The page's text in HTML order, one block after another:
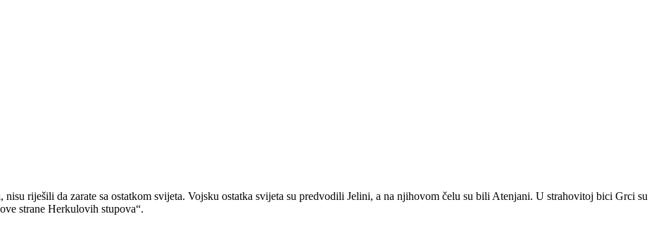
riješili da zarate sa ostatkom svijeta. Vojsku ostatka svijeta su predvodili Jelini, a na njihovom čelu su bili Atenjani. U strahovitoj bici Grci su
strane Herkulovih stupova“.